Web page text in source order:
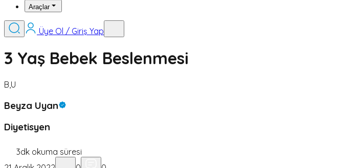
Araçlar
Üye Ol / Giriş Yap
3 Yaş Bebek Beslenmesi
B,U
Beyza Uyan
Diyetisyen
3dk okuma süresi